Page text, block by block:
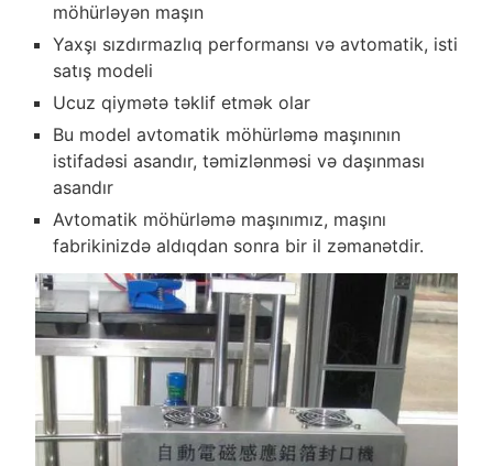
möhürləyən maşın
Yaxşı sızdırmazlıq performansı və avtomatik, isti
satış modeli
Ucuz qiymətə təklif etmək olar
Bu model avtomatik möhürləmə maşınının
istifadəsi asandır, təmizlənməsi və daşınması
asandır
Avtomatik möhürləmə maşınımız, maşını
fabrikinizdə aldıqdan sonra bir il zəmanətdir.